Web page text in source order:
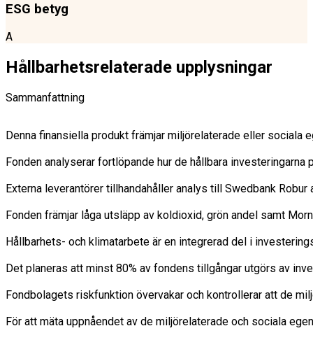
ESG betyg
A
Hållbarhetsrelaterade upplysningar
Sammanfattning
Denna finansiella produkt främjar miljörelaterade eller sociala
Fonden analyserar fortlöpande hur de hållbara
Externa leverantörer tillhandahåller analys till Swedbank
Fonden främjar låga utsläpp av koldioxid, grön andel samt
Hållbarhets- och klimatarbete är en integrerad del i
Det planeras att minst 80% av fondens tillgångar utgörs av
Fondbolagets riskfunktion övervakar och kontrollerar att de
För att mäta uppnåendet av de miljörelaterade och sociala